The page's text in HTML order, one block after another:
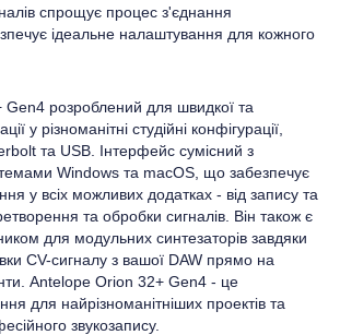
спрощує процес з'єднання
ідеальне налаштування для кожного
розроблений для швидкої та
у різноманітні студійні конфігурації,
та USB. Інтерфейс сумісний з
Windows та macOS, що забезпечує
у всіх можливих додатках - від запису та
та обробки сигналів. Він також є
для модульних синтезаторів завдяки
CV-сигналу з вашої DAW прямо на
Antelope Orion 32+ Gen4 - це
для найрізноманітніших проектів та
звукозапису.